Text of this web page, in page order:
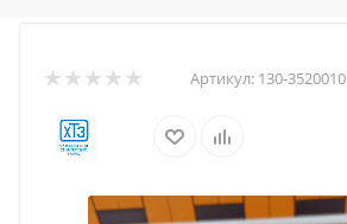
Артикул: 130-3520010